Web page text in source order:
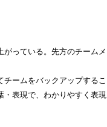
っている。先方のチームメ
ームをバックアップするこ
・表現で、わかりやすく表現